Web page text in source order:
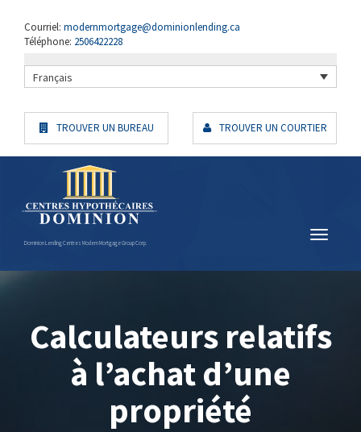
Courriel: modernmortgage@dominionlending.ca
Téléphone: 2506422228
Français
TROUVER UN BUREAU TROUVER UN COURTIER
Dominion Lending Centres Modern Mortgage Group Corp.
Calculateurs relatifs
à l’achat d’une
propriété